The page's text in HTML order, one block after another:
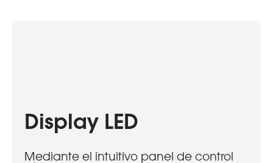
Display LED
Mediante el intuitivo panel de control